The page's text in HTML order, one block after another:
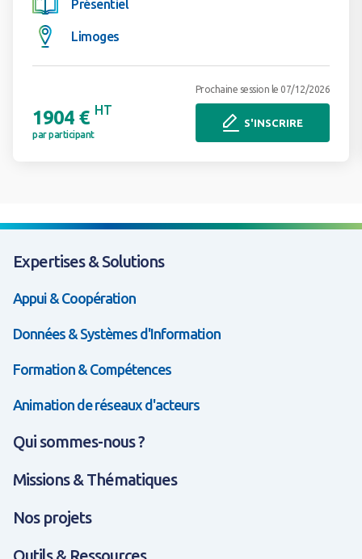
Présentiel
Limoges
1904 € HT
par participant
Prochaine session le 07/12/2026
S'INSCRIRE
Expertises & Solutions
Appui & Coopération
Données & Systèmes d'Information
Formation & Compétences
Animation de réseaux d'acteurs
Qui sommes-nous ?
Missions & Thématiques
Nos projets